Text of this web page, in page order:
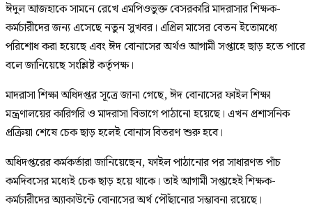
ঈদুল আজহাকে সামনে রেখে এমপিওভুক্ত বেসরকারি মাদরাসার শিক্ষক-
কর্মচারীদের জন্য এসেছে নতুন সুখবর। এপ্রিল মাসের বেতন ইতোমধ্যে
পরিশোধ করা হয়েছে এবং ঈদ বোনাসের অর্থও আগামী সপ্তাহে ছাড় হতে পারে
বলে জানিয়েছে সংশ্লিষ্ট কর্তৃপক্ষ।
মাদরাসা শিক্ষা অধিদপ্তর সূত্রে জানা গেছে, ঈদ বোনাসের ফাইল শিক্ষা
মন্ত্রণালয়ের কারিগরি ও মাদরাসা বিভাগে পাঠানো হয়েছে। এখন প্রশাসনিক
প্রক্রিয়া শেষে চেক ছাড় হলেই বোনাস বিতরণ শুরু হবে।
অধিদপ্তরের কর্মকর্তারা জানিয়েছেন, ফাইল পাঠানোর পর সাধারণত পাঁচ
কর্মদিবসের মধ্যেই চেক ছাড় হয়ে থাকে। তাই আগামী সপ্তাহেই শিক্ষক-
কর্মচারীদের অ্যাকাউন্টে বোনাসের অর্থ পৌঁছানোর সম্ভাবনা রয়েছে।